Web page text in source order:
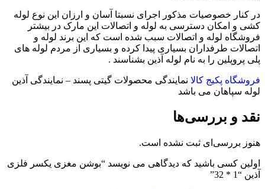
در کنار خصوصیات مذکور اجرای نسبتا آسان و ارزان این نوع لوله
کشی و امکان دسترسی به لوله و اتصالات این مارک در بیشتر
فروشگاه لوله و اتصالات سبب شده است که این برند لوله و
اتصالات طرفداران بسیاری پیدا کرده و بسیاری از مردم لوله های
پلی پروپلین را به نام لوله آذین بشناسند .
فروشگاه پکیج کالا نمایندگی محصولات گیتی پسند – نمایندگی آذین
لوله سپاهان می باشد
نقد و بررسی‌ها
هنوز بررسی‌ای ثبت نشده است.
اولین کسی باشید که دیدگاهی می نویسد “بوشن مغزی یکسر فلزی
آذین “1 * 32”